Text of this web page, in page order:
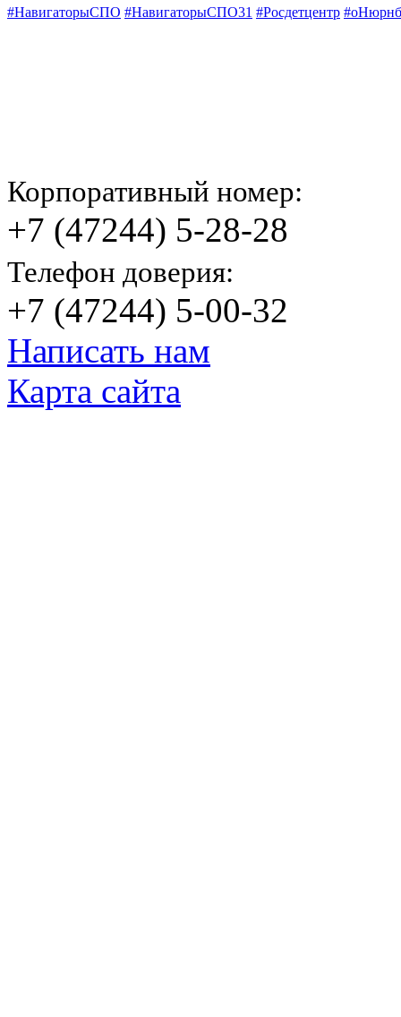
#НавигаторыСПО #НавигаторыСПО31 #Росдетцентр
Корпоративный номер:
+7 (47244) 5-28-28
Телефон доверия:
+7 (47244) 5-00-32
Написать нам
Карта сайта